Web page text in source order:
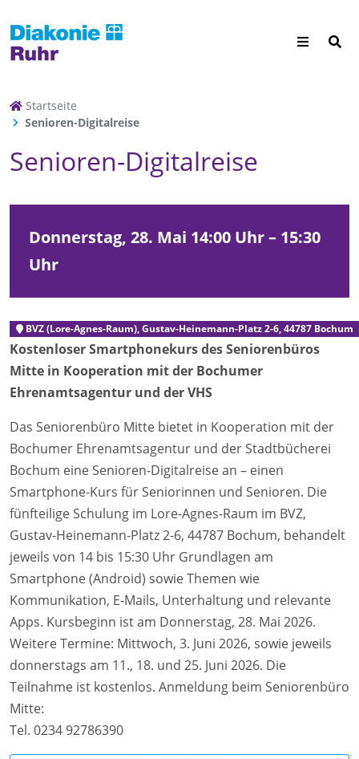
Startseite
Senioren-Digitalreise
Senioren-Digitalreise
Donnerstag, 28. Mai 14:00 Uhr – 15:30
Uhr
BVZ (Lore-Agnes-Raum), Gustav-Heinemann-Platz 2-6, 44787 Bochum
Kostenloser Smartphonekurs des Seniorenbüros
Mitte in Kooperation mit der Bochumer
Ehrenamtsagentur und der VHS
Das Seniorenbüro Mitte bietet in Kooperation mit der
Bochumer Ehrenamtsagentur und derStadtbücherei
Bochum eine Senioren-Digitalreise an – einen
Smartphone-Kurs für Seniorinnen und Senioren. Die
fünfteilige Schulung im Lore-Agnes-Raum im BVZ,
Gustav-Heinemann-Platz 2-6, 44787 Bochum, behandelt
jeweils von 14 bis 15:30 Uhr Grundlagen am
Smartphone (Android) sowie Themen wie
Kommunikation, E-Mails, Unterhaltung und relevante
Apps. Kursbeginn ist am Donnerstag, 28. Mai 2026.
Weitere Termine: Mittwoch, 3. Juni 2026, sowie jeweils
donnerstags am 11., 18. und 25. Juni 2026. Die
Teilnahme ist kostenlos. Anmeldung beim Seniorenbüro
Mitte:
Tel. 0234 92786390